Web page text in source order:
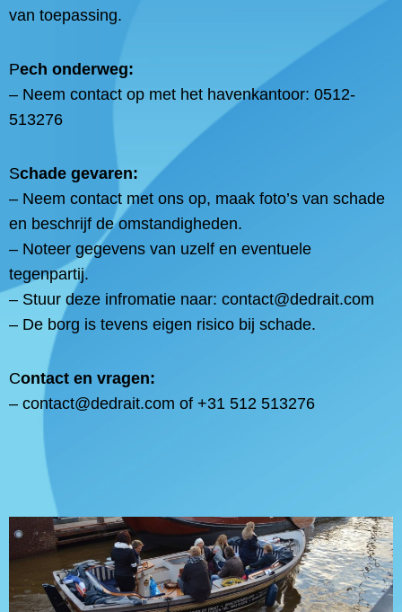
van toepassing.
Pech onderweg:
– Neem contact op met het havenkantoor: 0512-
513276
Schade gevaren:
– Neem contact met ons op, maak foto’s van schade
en beschrijf de omstandigheden.
– Noteer gegevens van uzelf en eventuele
tegenpartij.
– Stuur deze infromatie naar: contact@dedrait.com
– De borg is tevens eigen risico bij schade.
Contact en vragen:
– contact@dedrait.com of +31 512 513276